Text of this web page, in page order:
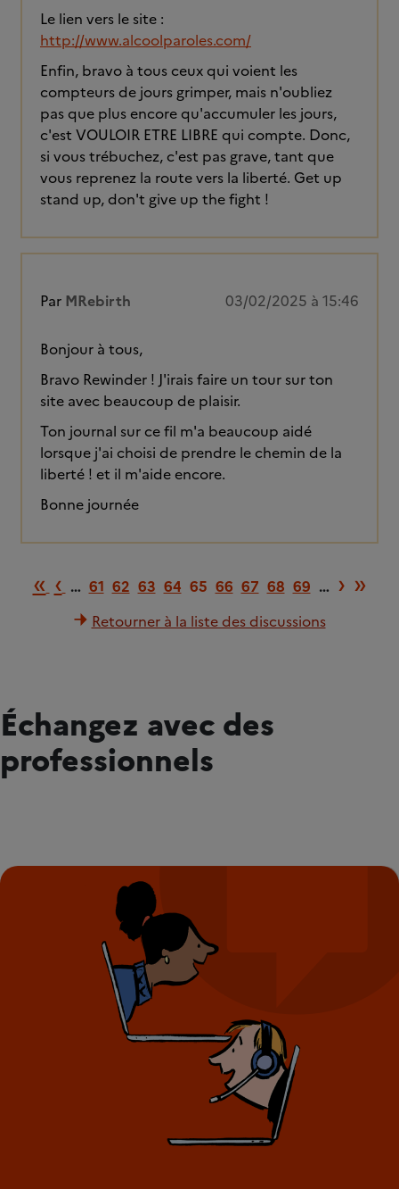
Le lien vers le site :
http://www.alcoolparoles.com/
Enfin, bravo à tous ceux qui voient les
compteurs de jours grimper, mais n'oubliez
pas que plus encore qu'accumuler les jours,
c'est VOULOIR ETRE LIBRE qui compte. Donc,
si vous trébuchez, c'est pas grave, tant que
vous reprenez la route vers la liberté. Get up
stand up, don't give up the fight !
Par MRebirth 03/02/2025 à 15:46
Bonjour à tous,
Bravo Rewinder ! J'irais faire un tour sur ton
site avec beaucoup de plaisir.
Ton journal sur ce fil m'a beaucoup aidé
lorsque j'ai choisi de prendre le chemin de la
liberté ! et il m'aide encore.
Bonne journée
Première page
« Page précédente
‹ … 61 62 63 64 65 66 67 68 69 … › »
Retourner à la liste des discussions
Échangez avec des
professionnels